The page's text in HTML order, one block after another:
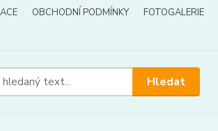
OBCHODNÍ PODMÍNKY FOTOGALERIE
Hledat